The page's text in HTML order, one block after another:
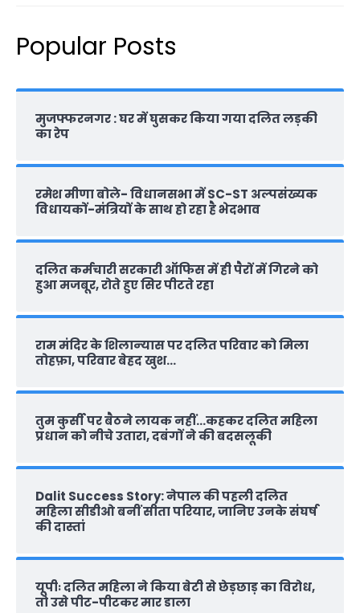
Popular Posts
मुजफ्फरनगर : घर में घुसकर किया गया दलित लड़की
का रेप
रमेश मीणा बोले- विधानसभा में SC-ST अल्पसंख्यक
विधायकों-मंत्रियों के साथ हो रहा है भेदभाव
दलित कर्मचारी सरकारी ऑफ‍िस में ही पैरों में गिरने को
हुआ मजबूर, रोते हुए सिर पीटते रहा
राम मंदिर के शिलान्‍यास पर दलित परिवार को मिला
तोहफ़ा, परिवार बेहद खुश…
तुम कुर्सी पर बैठने लायक नहीं…कहकर दलित महिला
प्रधान को नीचे उतारा, दबंगों ने की बदसलूकी
Dalit Success Story: नेपाल की पहली दलित
महिला सीडीओ बनीं सीता परियार, जानिए उनके संघर्ष
की दास्‍तां
यूपीः दलित महिला ने किया बेटी से छेड़छाड़ का विरोध,
तो उसे पीट-पीटकर मार डाला